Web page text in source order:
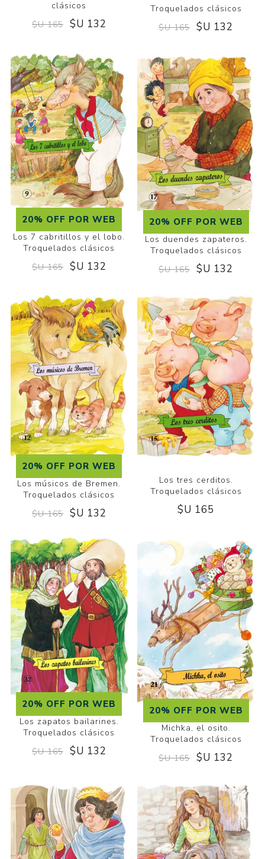
clásicos
$U 165 $U 132
Troquelados clásicos
$U 165 $U 132
20% OFF POR WEB
Los 7 cabritillos y el lobo.
Troquelados clásicos
$U 165 $U 132
20% OFF POR WEB
Los duendes zapateros.
Troquelados clásicos
$U 165 $U 132
20% OFF POR WEB
Los músicos de Bremen.
Troquelados clásicos
$U 165 $U 132
Los tres cerditos.
Troquelados clásicos
$U 165
20% OFF POR WEB
Los zapatos bailarines.
Troquelados clásicos
$U 165 $U 132
20% OFF POR WEB
Michka, el osito.
Troquelados clásicos
$U 165 $U 132